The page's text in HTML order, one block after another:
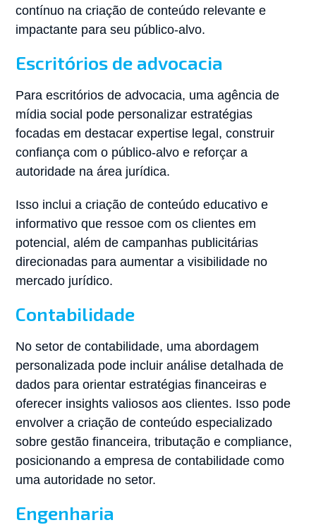
contínuo na criação de conteúdo relevante e
impactante para seu público-alvo.
Escritórios de advocacia
Para escritórios de advocacia, uma agência de
mídia social pode personalizar estratégias
focadas em destacar expertise legal, construir
confiança com o público-alvo e reforçar a
autoridade na área jurídica.
Isso inclui a criação de conteúdo educativo e
informativo que ressoe com os clientes em
potencial, além de campanhas publicitárias
direcionadas para aumentar a visibilidade no
mercado jurídico.
Contabilidade
No setor de contabilidade, uma abordagem
personalizada pode incluir análise detalhada de
dados para orientar estratégias financeiras e
oferecer insights valiosos aos clientes. Isso pode
envolver a criação de conteúdo especializado
sobre gestão financeira, tributação e compliance,
posicionando a empresa de contabilidade como
uma autoridade no setor.
Engenharia